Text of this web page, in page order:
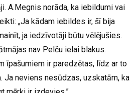
A.Megnis norāda, ka iebildumi vai
„Ja kādam iebildes ir, šī bija
ja iedzīvotāji būtu vēlējušies.
nav Pelču ielai blakus.
īpašumiem ir paredzētas, līdz ar to
Ja neviens nesūdzas, uzskatām, ka